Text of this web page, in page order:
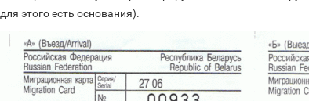
для этого есть основания).